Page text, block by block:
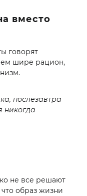
вместо
говорят
шире рацион,
послезавтра
никогда
не все решают
что образ жизни